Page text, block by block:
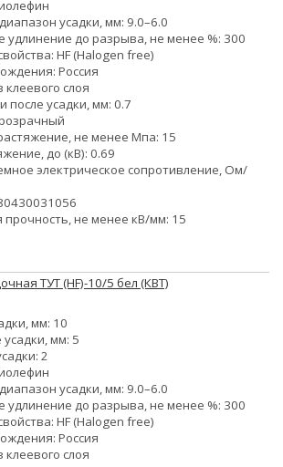
усадки, мм: 9.0–6.0
удлинение до разрыва, не менее %: 300
HF (Halogen free)
Россия
клеевого слоя
после усадки, мм: 0.7
не менее Мпа: 15
до (кВ): 0.69
электрическое сопротивление, Ом/
прочность, не менее кВ/мм: 15
ТУТ (HF)-10/5 бел (КВТ)
мм: 10
мм: 5
2
усадки, мм: 9.0–6.0
удлинение до разрыва, не менее %: 300
HF (Halogen free)
Россия
клеевого слоя